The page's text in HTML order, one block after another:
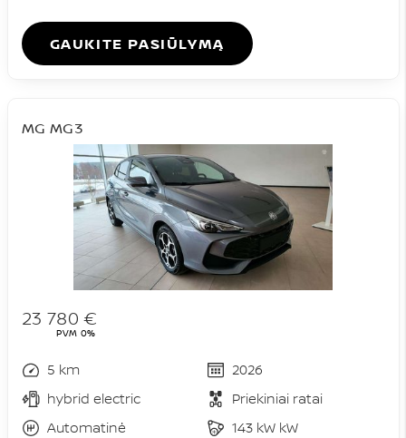
GAUKITE PASIŪLYMĄ
MG MG3
23 780 €
PVM 0%
5 km
2026
hybrid electric
Priekiniai ratai
Automatinė
143 kW kW